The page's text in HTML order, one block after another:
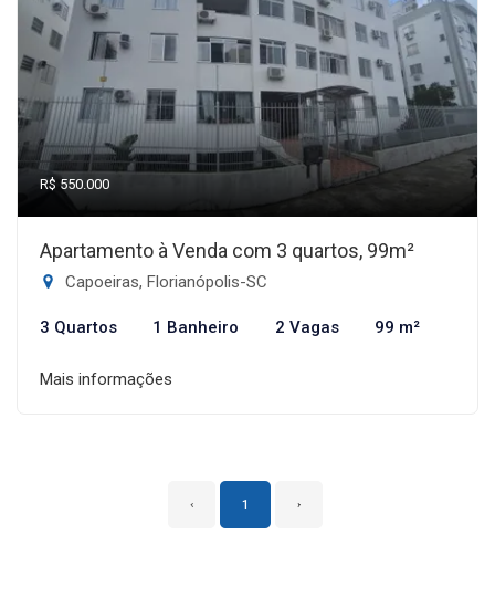
R$ 550.000
Apartamento à Venda com 3 quartos, 99m²
Capoeiras, Florianópolis-SC
3 Quartos 1 Banheiro 2 Vagas 99 m²
Mais informações
‹ 1 ›